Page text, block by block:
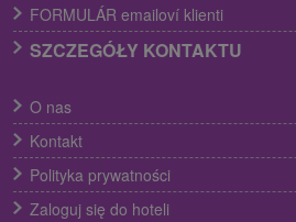
FORMULÁR emailoví klienti
SZCZEGÓŁY KONTAKTU
O nas
Kontakt
Polityka prywatności
Zaloguj się do hoteli